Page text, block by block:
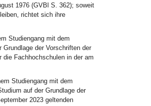
1976 (GVBl S. 362); soweit
richtet sich ihre
Studiengang mit dem
der Vorschriften der
die Fachhochschulen in der am
Studiengang mit dem
auf der Grundlage der
2023 geltenden